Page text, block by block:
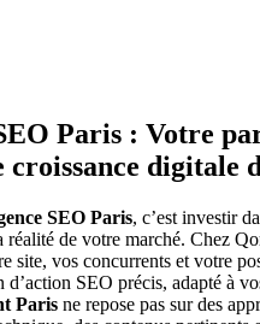
Paris : Votre
croissance digitale
SEO Paris, c’est investir
réalité de votre marché. Chez
site, vos concurrents et votre
d’action SEO précis, adapté à
Paris ne repose pas sur des